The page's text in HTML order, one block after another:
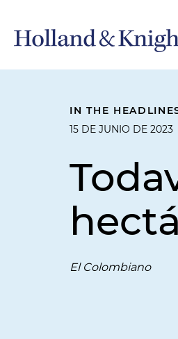
IN THE
15 DE JUNIO DE 2023
El Colombiano